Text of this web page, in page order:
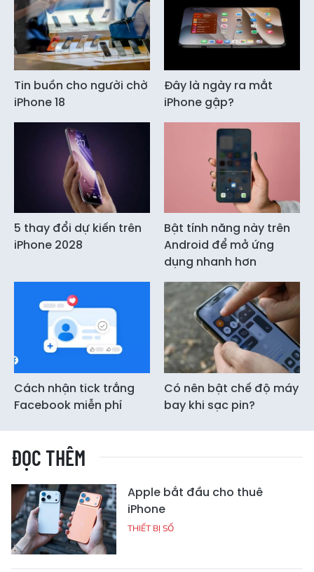
Tin buồn cho người chờ
iPhone 18
Đây là ngày ra mắt
iPhone gập?
5 thay đổi dự kiến trên
iPhone 2028
Bật tính năng này trên
Android để mở ứng
dụng nhanh hơn
Cách nhận tick trắng
Facebook miễn phí
Có nên bật chế độ máy
bay khi sạc pin?
ĐỌC THÊM
Apple bắt đầu cho thuê
iPhone
THIẾT BỊ SỐ